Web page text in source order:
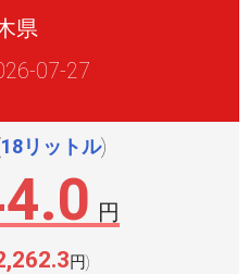
県
07-27
18リットル)
円
円)